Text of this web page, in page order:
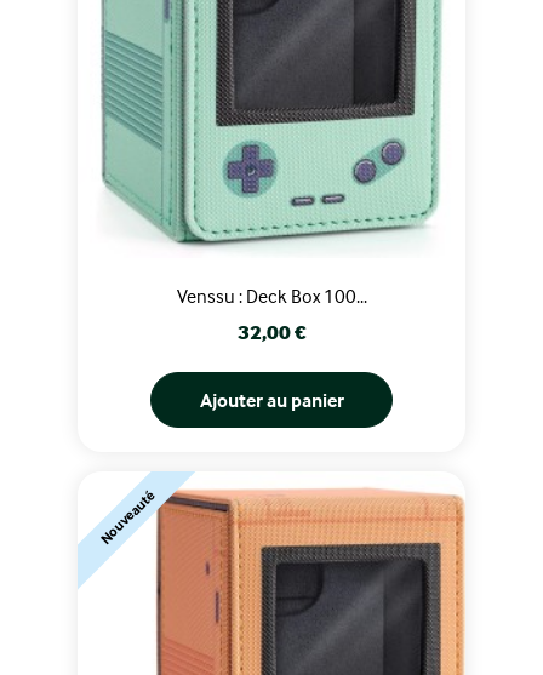
Venssu : Deck Box 100...
Prix
32,00 €
Ajouter au panier
Nouveauté